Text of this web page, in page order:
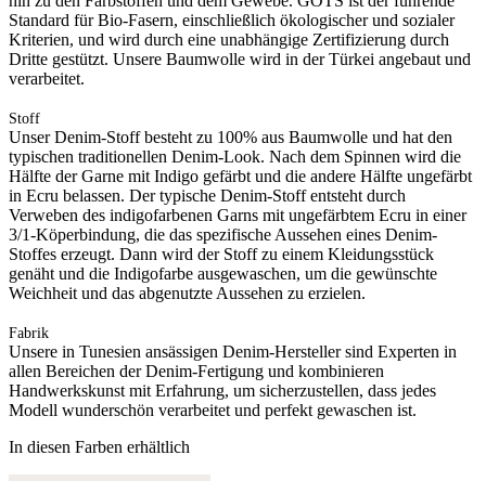
Standard für Bio-Fasern, einschließlich ökologischer und sozialer
Kriterien, und wird durch eine unabhängige Zertifizierung durch
Dritte gestützt. Unsere Baumwolle wird in der Türkei angebaut und
verarbeitet.
Stoff
Unser Denim-Stoff besteht zu 100% aus Baumwolle und hat den
typischen traditionellen Denim-Look. Nach dem Spinnen wird die
Hälfte der Garne mit Indigo gefärbt und die andere Hälfte ungefärbt
in Ecru belassen. Der typische Denim-Stoff entsteht durch
Verweben des indigofarbenen Garns mit ungefärbtem Ecru in einer
3/1-Köperbindung, die das spezifische Aussehen eines Denim-
Stoffes erzeugt. Dann wird der Stoff zu einem Kleidungsstück
genäht und die Indigofarbe ausgewaschen, um die gewünschte
Weichheit und das abgenutzte Aussehen zu erzielen.
Fabrik
Unsere in Tunesien ansässigen Denim-Hersteller sind Experten in
allen Bereichen der Denim-Fertigung und kombinieren
Handwerkskunst mit Erfahrung, um sicherzustellen, dass jedes
Modell wunderschön verarbeitet und perfekt gewaschen ist.
In diesen Farben erhältlich